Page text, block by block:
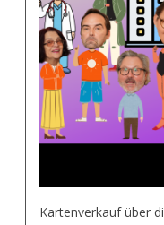
Kartenverkauf über